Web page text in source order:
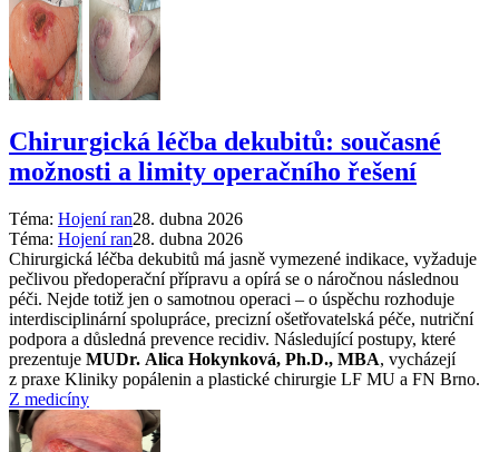
Chirurgická léčba dekubitů: současné
možnosti a limity operačního řešení
Téma: Hojení ran28. dubna 2026
Téma: Hojení ran28. dubna 2026
Chirurgická léčba dekubitů má jasně vymezené indikace, vyžaduje
pečlivou předoperační přípravu a opírá se o náročnou následnou
péči. Nejde totiž jen o samotnou operaci –⁠ o úspěchu rozhoduje
interdisciplinární spolupráce, precizní ošetřovatelská péče, nutriční
podpora a důsledná prevence recidiv. Následující postupy, které
prezentuje MUDr. Alica Hokynková, Ph.D., MBA, vycházejí
z praxe Kliniky popálenin a plastické chirurgie LF MU a FN Brno.
Z medicíny